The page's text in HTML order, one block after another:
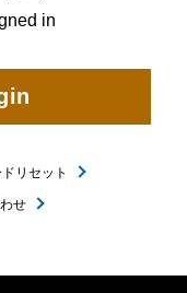
in
リセット
せ